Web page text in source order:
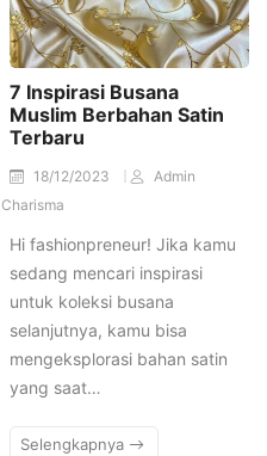
7 Inspirasi Busana
Muslim Berbahan Satin
Terbaru
18/12/2023
Admin
Charisma
Hi fashionpreneur! Jika kamu
sedang mencari inspirasi
untuk koleksi busana
selanjutnya, kamu bisa
mengeksplorasi bahan satin
yang saat…
Selengkapnya